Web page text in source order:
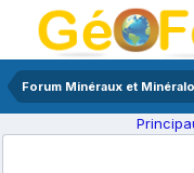
Forum Minéraux et